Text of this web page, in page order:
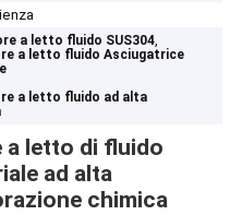
a letto fluido SUS304,
a letto fluido Asciugatrice
a letto fluido ad alta
a letto di fluido
ad alta
chimica